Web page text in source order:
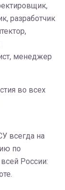
разработчик
менеджер
во всех
всегда на
по
России: